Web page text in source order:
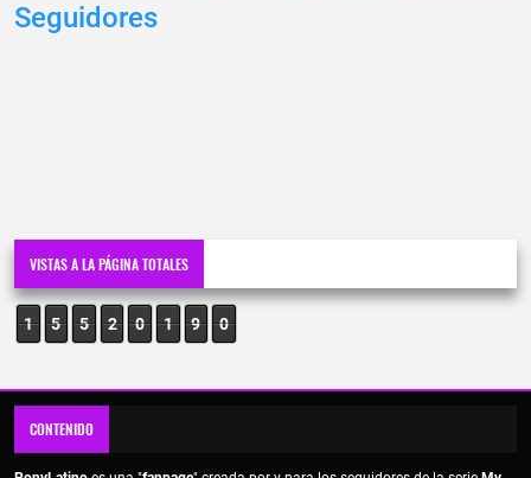
Seguidores
VISTAS A LA PÁGINA TOTALES
1 5 5 2 0 1 9 0
CONTENIDO